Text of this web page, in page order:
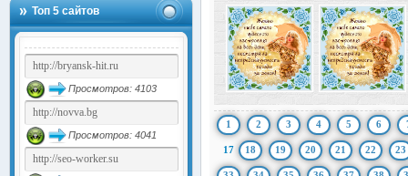
Топ 5 сайтов
Просмотров: 4103
Просмотров: 4041
1 2 3 4 5 6
17 18 19 20 21 22 23